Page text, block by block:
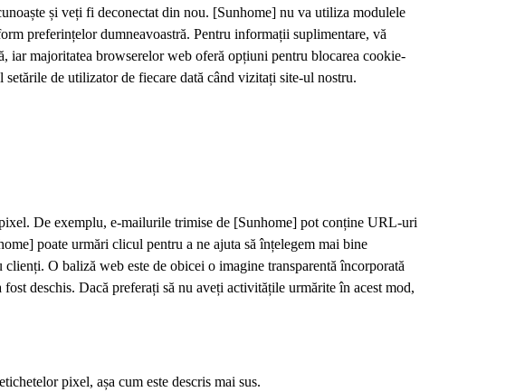
și veți fi deconectat din nou. [Sunhome] nu va utiliza modulele
preferințelor dumneavoastră. Pentru informații suplimentare, vă
iar majoritatea browserelor web oferă opțiuni pentru blocarea cookie-
de utilizator de fiecare dată când vizitați site-ul nostru.
De exemplu, e-mailurile trimise de [Sunhome] pot conține URL-uri
poate urmări clicul pentru a ne ajuta să înțelegem mai bine
O baliză web este de obicei o imagine transparentă încorporată
deschis. Dacă preferați să nu aveți activitățile urmărite în acest mod,
pixel, așa cum este descris mai sus.